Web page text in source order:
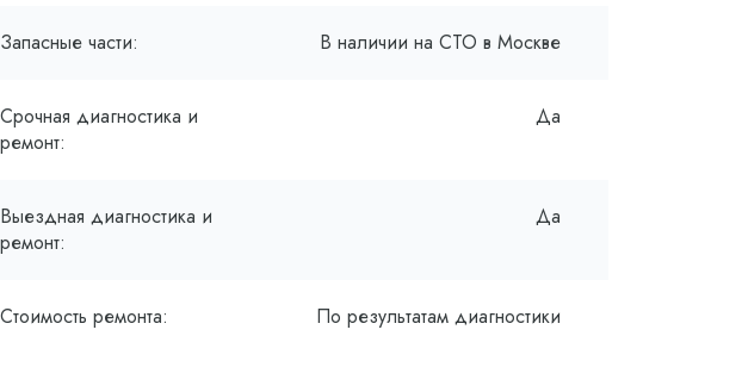
Запасные части: В наличии на СТО в Москве
Срочная диагностика и
ремонт:
Да
Выездная диагностика и
ремонт:
Да
Стоимость ремонта: По результатам диагностики